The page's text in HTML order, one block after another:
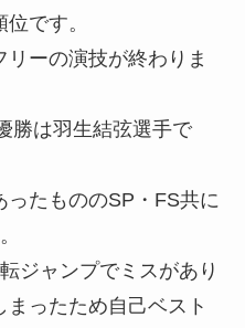
です。
ーの演技が終わりま
勝は羽生結弦選手で
たもののSP・FS共に
ジャンプでミスがあり
ったため自己ベスト